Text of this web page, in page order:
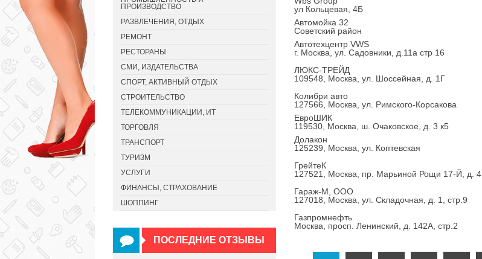
ул Кольцевая, 4Б
Автомойка 32
Советский район
Автотехцентр VWS
г. Москва, ул. Садовники, д.11а стр 16
ЛЮКС-ТРЕЙД
109548, Москва, ул. Шоссейная, д. 1Г
Колибри авто
127566, Москва, ул. Римского-Корсакова
ЕвроШИК
119530, Москва, ш. Очаковское, д. 3 к5
Долакон
125239, Москва, ул. Коптевская
ГрейтеК
127521, Москва, пр. Марьиной Рощи 17-Й, д. 4
Гараж-М, ООО
127018, Москва, ул. Складочная, д. 1, стр.9
Газпромнефть
Москва, просп. Ленинский, д. 142А, стр.2
ПРОИЗВОДСТВО
РАЗВЛЕЧЕНИЯ, ОТДЫХ
РЕМОНТ
РЕСТОРАНЫ
СМИ, ИЗДАТЕЛЬСТВА
СПОРТ, АКТИВНЫЙ ОТДЫХ
СТРОИТЕЛЬСТВО
ТЕЛЕКОММУНИКАЦИИ, ИТ
ТОРГОВЛЯ
ТРАНСПОРТ
ТУРИЗМ
УСЛУГИ
ФИНАНСЫ, СТРАХОВАНИЕ
ШОППИНГ
ПОСЛЕДНИЕ ОТЗЫВЫ